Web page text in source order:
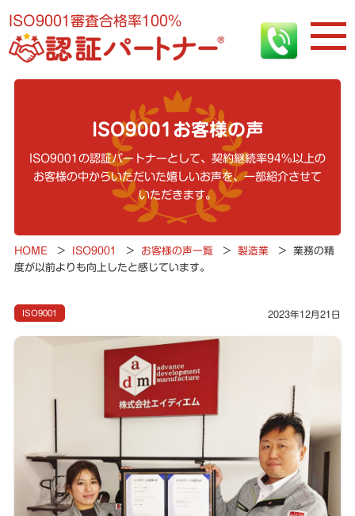
ISO9001審査合格率100%
ISO9001お客様の声
ISO9001の認証パートナーとして、契約継続率94%以上の
お客様の中からいただいた嬉しいお声を、一部紹介させて
いただきます。
HOME > ISO9001 > お客様の声一覧 > 製造業 >
業務の精
度が以前よりも向上したと感じています。
ISO9001 2023年12月21日